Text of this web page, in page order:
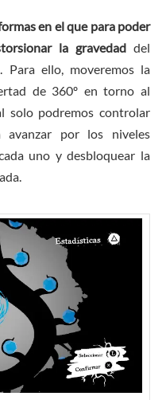
en el que para poder
la gravedad del
Para ello, moveremos la
de 360º en torno al
solo podremos controlar
por los niveles
uno y desbloquear la